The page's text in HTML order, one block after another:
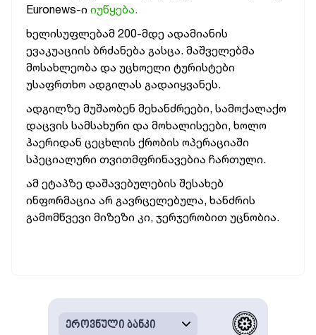
Euronews-ი იუწყება.
ხელისუფლებამ 200-მდე ადამიანის
ევაკუაციის ბრძანება გასცა. მაშველებმა
მოსახლეობა და უცხოელი ტურისტები
უსაფრთხო ადგილას გადაიყვანეს.
ადგილზე მუშაობენ მეხანძრეები, სამოქალაქო
დაცვის სამსახური და მოხალისეები, ხოლო
ჰაერიდან ცეცხლის ქრობის ოპერაციაში
სპეციალური თვითმფრინავებია ჩართული.
ამ ეტაპზე დაშავებულების შესახებ
ინფორმაცია არ გავრცელებულა, ხანძრის
გამომწვევი მიზეზი კი, ჯერჯერობით უცნობია.